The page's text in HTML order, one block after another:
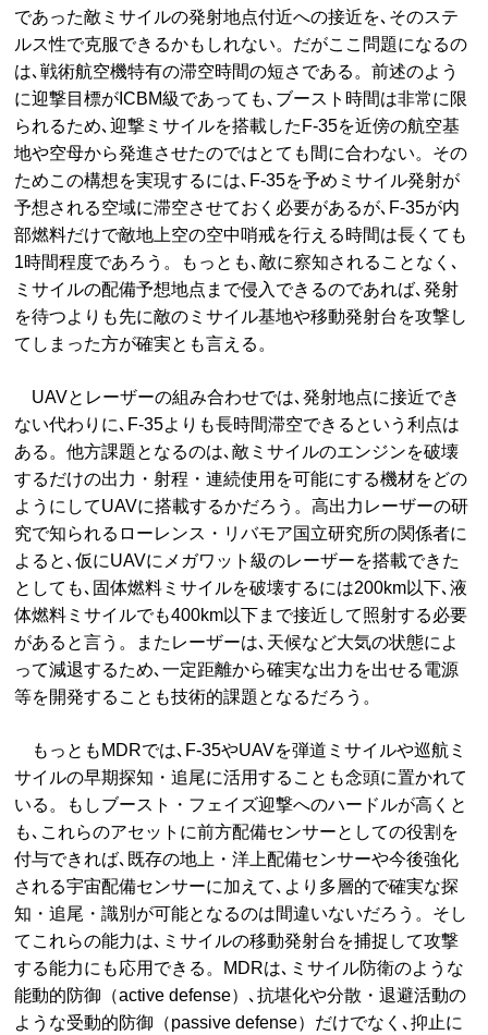
であった敵ミサイルの発射地点付近への接近を､そのステ
ルス性で克服できるかもしれない。だがここ問題になるの
は､戦術航空機特有の滞空時間の短さである。前述のよう
に迎撃目標がICBM級であっても､ブースト時間は非常に限
られるため､迎撃ミサイルを搭載したF-35を近傍の航空基
地や空母から発進させたのではとても間に合わない。その
ためこの構想を実現するには､F-35を予めミサイル発射が
予想される空域に滞空させておく必要があるが､F-35が内
部燃料だけで敵地上空の空中哨戒を行える時間は長くても
1時間程度であろう。もっとも､敵に察知されることなく､
ミサイルの配備予想地点まで侵入できるのであれば､発射
を待つよりも先に敵のミサイル基地や移動発射台を攻撃し
てしまった方が確実とも言える。
UAVとレーザーの組み合わせでは､発射地点に接近でき
ない代わりに､F-35よりも長時間滞空できるという利点は
ある。他方課題となるのは､敵ミサイルのエンジンを破壊
するだけの出力・射程・連続使用を可能にする機材をどの
ようにしてUAVに搭載するかだろう。高出力レーザーの研
究で知られるローレンス・リバモア国立研究所の関係者に
よると､仮にUAVにメガワット級のレーザーを搭載できた
としても､固体燃料ミサイルを破壊するには200km以下､液
体燃料ミサイルでも400km以下まで接近して照射する必要
があると言う。またレーザーは､天候など大気の状態によ
って減退するため､一定距離から確実な出力を出せる電源
等を開発することも技術的課題となるだろう。
もっともMDRでは､F-35やUAVを弾道ミサイルや巡航ミ
サイルの早期探知・追尾に活用することも念頭に置かれて
いる。もしブースト・フェイズ迎撃へのハードルが高くと
も､これらのアセットに前方配備センサーとしての役割を
付与できれば､既存の地上・洋上配備センサーや今後強化
される宇宙配備センサーに加えて､より多層的で確実な探
知・追尾・識別が可能となるのは間違いないだろう。そし
てこれらの能力は､ミサイルの移動発射台を捕捉して攻撃
する能力にも応用できる。MDRは､ミサイル防衛のような
能動的防御（active defense）､抗堪化や分散・退避活動の
ような受動的防御（passive defense）だけでなく､抑止に